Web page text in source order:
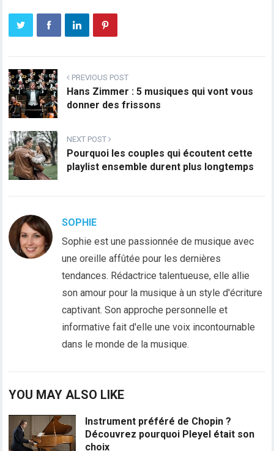
PREVIOUS POST
Hans Zimmer : 5 musiques qui vont vous
donner des frissons
NEXT POST
Pourquoi les couples qui écoutent cette
playlist ensemble durent plus longtemps
SOPHIE
Sophie est une passionnée de musique avec
une oreille affûtée pour les dernières
tendances. Rédactrice talentueuse, elle allie
son amour pour la musique à un style d'écriture
captivant. Son approche personnelle et
informative fait d'elle une voix incontournable
dans le monde de la musique.
YOU MAY ALSO LIKE
Instrument préféré de Chopin ?
Découvrez pourquoi Pleyel était son
choix